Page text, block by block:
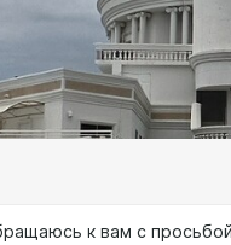
к вам с просьбой